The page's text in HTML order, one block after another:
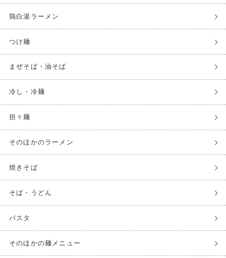
鶏白湯ラーメン
つけ麺
まぜそば・油そば
冷し・冷麺
担々麺
そのほかのラーメン
焼きそば
そば・うどん
パスタ
そのほかの麺メニュー